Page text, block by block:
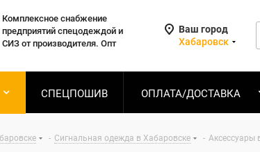
Комплексное снабжение
предприятий спецодеждой и
СИЗ от производителя. Опт
Ваш город
Хабаровск
СПЕЦПОШИВ ОПЛАТА/ДОСТАВКА
- Сигнальная одежда в Хабаровске - Аксессуары